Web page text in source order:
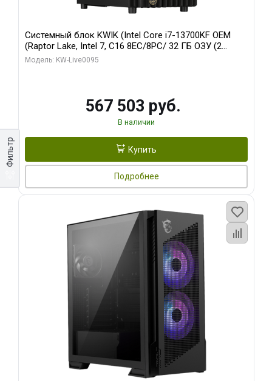
Фильтр
Системный блок KWIK (Intel Core i7-13700KF OEM
(Raptor Lake, Intel 7, C16 8EC/8PC/ 32 ГБ ОЗУ (2
модуля)/ Afox RTX4090 24GB GDDR6X 384-Bit 3xDP
Модель: KW-Live0095
567 503 руб.
В наличии
Купить
Подробнее